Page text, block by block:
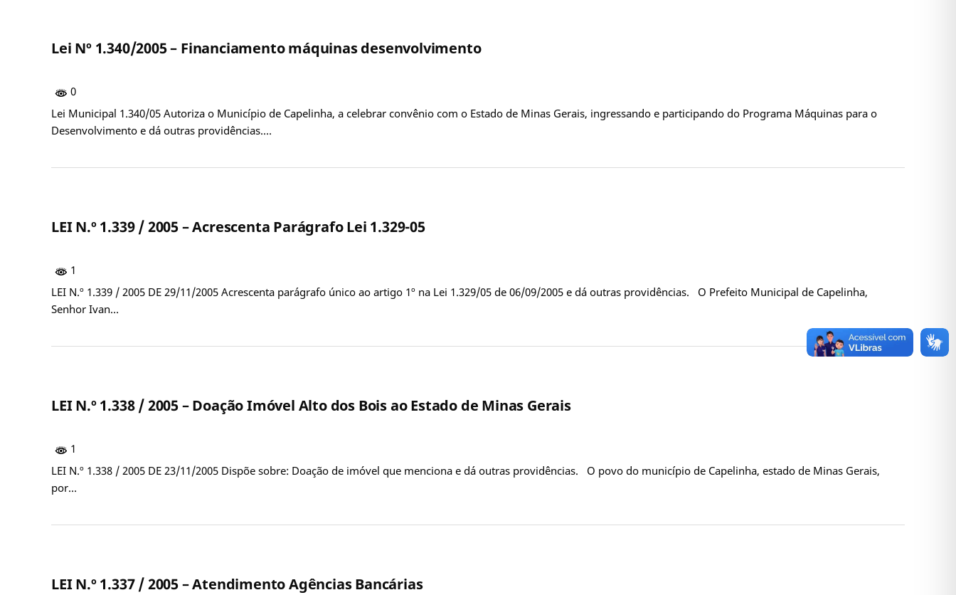
Lei Nº 1.340/2005 – Financiamento máquinas desenvolvimento
0
Lei Municipal 1.340/05 Autoriza o Município de Capelinha, a celebrar convênio com o Estado de Minas Gerais, ingressando e participando do Programa Máquinas para o
Desenvolvimento e dá outras providências.…
LEI N.º 1.339 / 2005 – Acrescenta Parágrafo Lei 1.329-05
1
LEI N.º 1.339 / 2005 DE 29/11/2005 Acrescenta parágrafo único ao artigo 1º na Lei 1.329/05 de 06/09/2005 e dá outras providências. O Prefeito Municipal de Capelinha,
Senhor Ivan…
LEI N.º 1.338 / 2005 – Doação Imóvel Alto dos Bois ao Estado de Minas Gerais
1
LEI N.º 1.338 / 2005 DE 23/11/2005 Dispõe sobre: Doação de imóvel que menciona e dá outras providências. O povo do município de Capelinha, estado de Minas Gerais,
por…
LEI N.º 1.337 / 2005 – Atendimento Agências Bancárias